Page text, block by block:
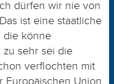
dürfen wir nie von
ist eine staatliche
die könne
sehr sei die
verflochten mit
Union.